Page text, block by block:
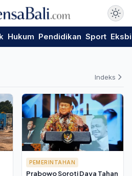
Hukum Pendidikan Sport
Indeks
PEMERINTAHAN
Prabowo Soroti Daya Tahan